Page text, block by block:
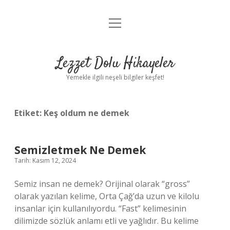
Anasayfa
Yasal Uyarı
menüyü
Lezzet Dolu Hikayeler
Yemekle ilgili neşeli bilgiler keşfet!
Etiket: Keş oldum ne demek
Semizletmek Ne Demek
Tarih: Kasım 12, 2024
Semiz insan ne demek? Orijinal olarak “gross”
olarak yazılan kelime, Orta Çağ’da uzun ve kilolu
insanlar için kullanılıyordu. “Fast” kelimesinin
dilimizde sözlük anlamı etli ve yağlıdır. Bu kelime